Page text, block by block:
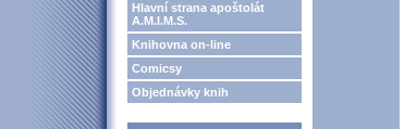
Hlavní strana apoštolát
A.M.I.M.S.
Knihovna on-line
Comicsy
Objednávky knih